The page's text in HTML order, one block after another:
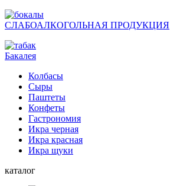
СЛАБОАЛКОГОЛЬНАЯ ПРОДУКЦИЯ
Бакалея
Колбасы
Сыры
Паштеты
Конфеты
Гастрономия
Икра черная
Икра красная
Икра щуки
каталог